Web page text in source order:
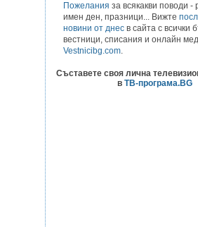
Пожелания за всякакви поводи
имен ден, празници... Вижте
новини от днес в сайта с всички
вестници, списания и онлайн
Vestnicibg.com.
Съставете своя лична
в ТВ-програма.BG